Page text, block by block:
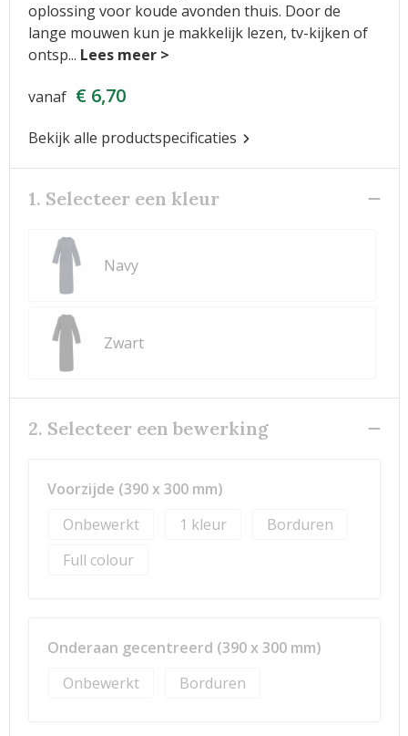
oplossing voor koude avonden thuis. Door de
lange mouwen kun je makkelijk lezen, tv-kijken of
ontsp...
vanaf € 6,70
Bekijk alle productspecificaties
1. Selecteer een kleur
Navy
Zwart
2. Selecteer een bewerking
Voorzijde (390 x 300 mm)
Onbewerkt
1
Borduren
Full colour
Onderaan gecentreerd (390 x 300 mm)
Onbewerkt
Borduren